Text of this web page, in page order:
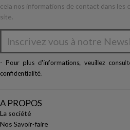
cela nos informations de contact dans les
site.
- Pour plus d'informations, veuillez
confidentialité.
A PROPOS
La société
Nos Savoir-faire